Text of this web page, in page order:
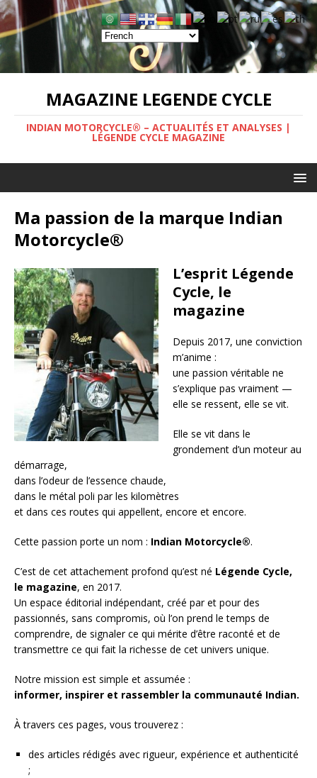
MAGAZINE LEGENDE CYCLE
INDIAN MOTORCYCLE® – ACTUALITÉS ET ANALYSES |
LÉGENDE CYCLE MAGAZINE
Ma passion de la marque Indian
Motorcycle®
L’esprit Légende
Cycle, le
magazine
Depuis 2017, une conviction
m’anime :
une passion véritable ne
s’explique pas vraiment —
elle se ressent, elle se vit.
Elle se vit dans le
grondement d’un moteur au
démarrage,
dans l’odeur de l’essence chaude,
dans le métal poli par les kilomètres
et dans ces routes qui appellent, encore et encore.
Cette passion porte un nom : Indian Motorcycle®.
C’est de cet attachement profond qu’est né Légende Cycle,
le magazine, en 2017.
Un espace éditorial indépendant, créé par et pour des
passionnés, sans compromis, où l’on prend le temps de
comprendre, de signaler ce qui mérite d’être raconté et de
transmettre ce qui fait la richesse de cet univers unique.
Notre mission est simple et assumée :
informer, inspirer et rassembler la communauté Indian.
À travers ces pages, vous trouverez :
des articles rédigés avec rigueur, expérience et authenticité
;